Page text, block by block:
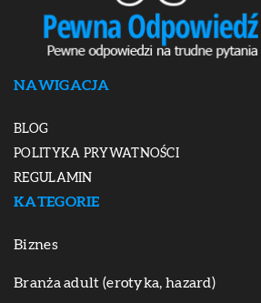
NAWIGACJA
BLOG
POLITYKA PRYWATNOŚCI
REGULAMIN
KATEGORIE
Biznes
Branża adult (erotyka, hazard)